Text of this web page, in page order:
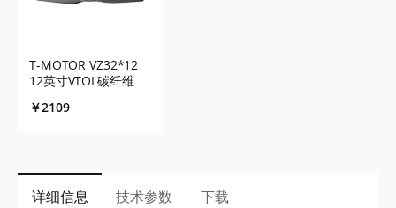
T-MOTOR VZ32*12
12英寸VTOL碳纤维螺
￥2109
详细信息 技术参数 下载